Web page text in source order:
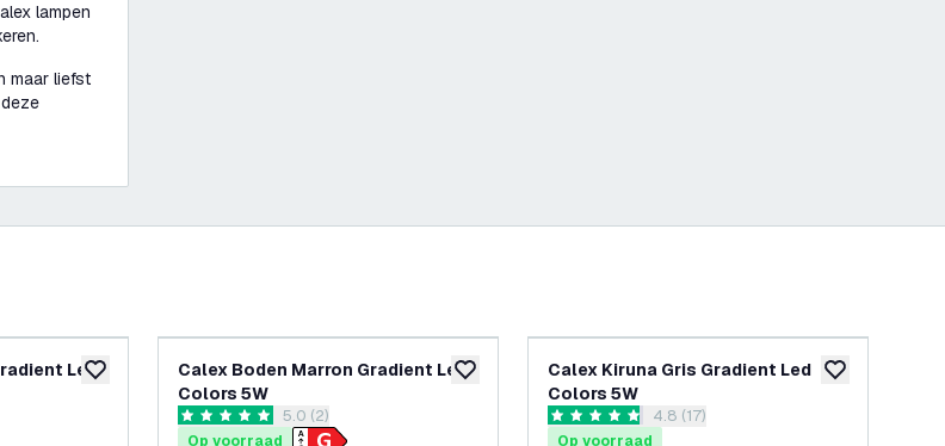
lampen
maar liefst
toevoegen aan verlanglijst
Led
openen
toevoegen aan verlanglijst
Calex Boden Marron Gradient Led
Colors 5W
reviews drawer openen
5 score sterren5.0 (2)
Op voorraad
toevoegen
Calex Kiruna Gris Gradient Led
Colors 5W
reviews drawer openen
4.8 score sterren4.8 (17)
Op voorraad